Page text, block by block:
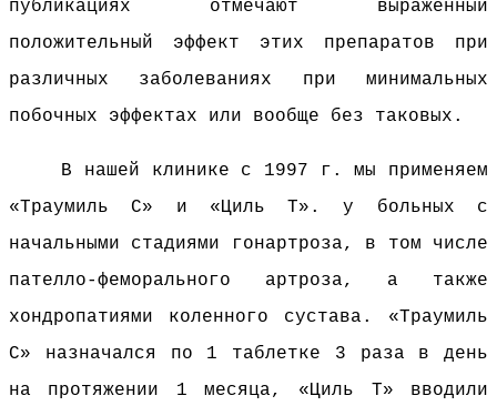
публикациях отмечают выраженный
положительный эффект этих препаратов при
различных заболеваниях при минимальных
побочных эффектах или вообще без таковых.
В нашей клинике с 1997 г. мы применяем
«Траумиль С» и «Циль Т». у больных с
начальными стадиями гонартроза, в том числе
пателло-феморального артроза, а также
хондропатиями коленного сустава. «Траумиль
С» назначался по 1 таблетке 3 раза в день
на протяжении 1 месяца, «Циль Т» вводили